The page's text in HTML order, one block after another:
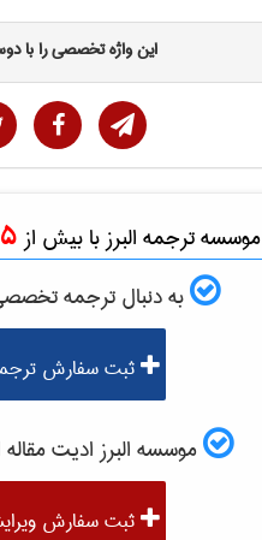
این واژه تخصصی را با
موسسه ترجمه البرز با بیش از
به دنبال ترجمه
ثبت سفارش
موسسه البرز ادیت مقاله ISI
ثبت سفارش